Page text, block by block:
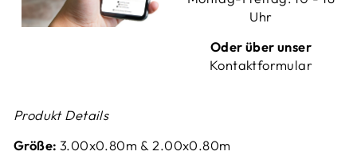
Uhr
Oder über unser
Kontaktformular
Produkt Details
Größe: 3.00x0.80m & 2.00x0.80m